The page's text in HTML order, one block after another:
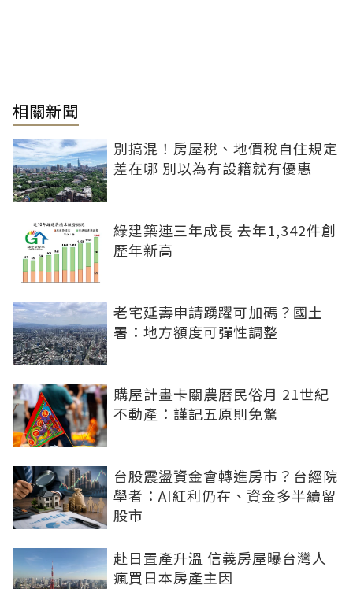
相關新聞
別搞混！房屋稅、地價稅自住規定
差在哪 別以為有設籍就有優惠
綠建築連三年成長 去年1,342件創
歷年新高
老宅延壽申請踴躍可加碼？國土
署：地方額度可彈性調整
購屋計畫卡關農曆民俗月 21世紀
不動產：謹記五原則免驚
台股震盪資金會轉進房市？台經院
學者：AI紅利仍在、資金多半續留
股市
赴日置產升溫 信義房屋曝台灣人
瘋買日本房產主因